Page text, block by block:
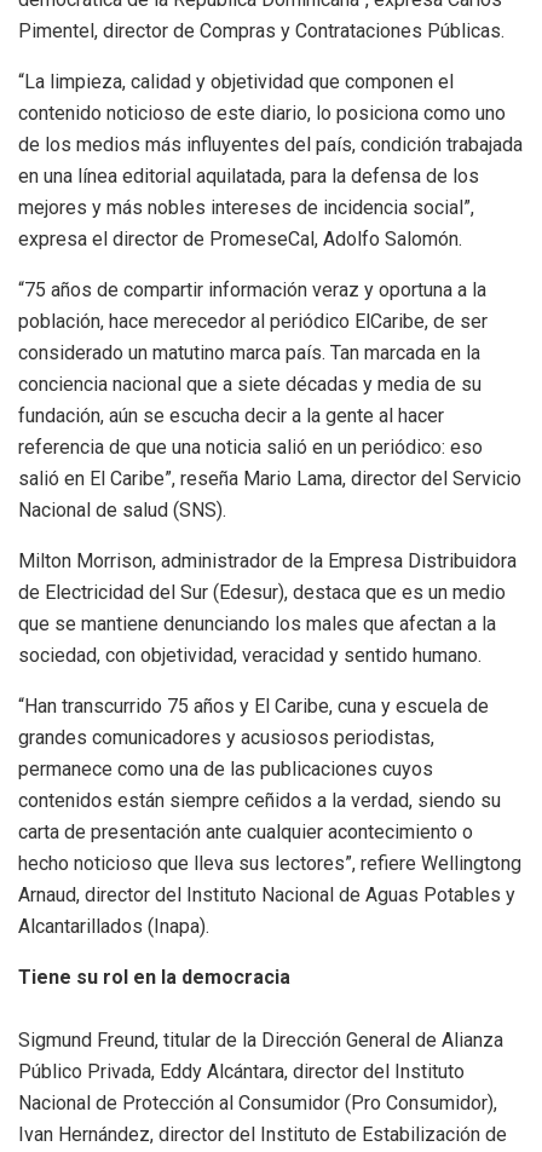
Pimentel, director de Compras y Contrataciones Públicas.
“La limpieza, calidad y objetividad que componen el
contenido noticioso de este diario, lo posiciona como uno
de los medios más influyentes del país, condición trabajada
en una línea editorial aquilatada, para la defensa de los
mejores y más nobles intereses de incidencia social”,
expresa el director de PromeseCal, Adolfo Salomón.
“75 años de compartir información veraz y oportuna a la
población, hace merecedor al periódico ElCaribe, de ser
considerado un matutino marca país. Tan marcada en la
conciencia nacional que a siete décadas y media de su
fundación, aún se escucha decir a la gente al hacer
referencia de que una noticia salió en un periódico: eso
salió en El Caribe”, reseña Mario Lama, director del Servicio
Nacional de salud (SNS).
Milton Morrison, administrador de la Empresa Distribuidora
de Electricidad del Sur (Edesur), destaca que es un medio
que se mantiene denunciando los males que afectan a la
sociedad, con objetividad, veracidad y sentido humano.
“Han transcurrido 75 años y El Caribe, cuna y escuela de
grandes comunicadores y acusiosos periodistas,
permanece como una de las publicaciones cuyos
contenidos están siempre ceñidos a la verdad, siendo su
carta de presentación ante cualquier acontecimiento o
hecho noticioso que lleva sus lectores”, refiere Wellingtong
Arnaud, director del Instituto Nacional de Aguas Potables y
Alcantarillados (Inapa).
Tiene su rol en la democracia
Sigmund Freund, titular de la Dirección General de Alianza
Público Privada, Eddy Alcántara, director del Instituto
Nacional de Protección al Consumidor (Pro Consumidor),
Ivan Hernández, director del Instituto de Estabilización de